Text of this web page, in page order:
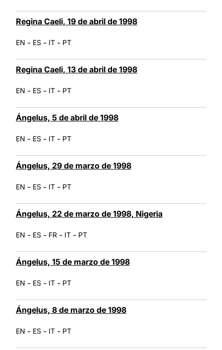
Regina Caeli, 19 de abril de 1998
EN - ES - IT - PT
Regina Caeli, 13 de abril de 1998
EN - ES - IT - PT
Ángelus, 5 de abril de 1998
EN - ES - IT - PT
Ángelus, 29 de marzo de 1998
EN - ES - IT - PT
Ángelus, 22 de marzo de 1998, Nigeria
EN - ES - FR - IT - PT
Ángelus, 15 de marzo de 1998
EN - ES - IT - PT
Ángelus, 8 de marzo de 1998
EN - ES - IT - PT